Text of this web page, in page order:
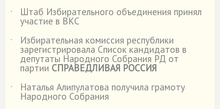
˙ Штаб Избирательного объединения принял
участие в ВКС
˙
Избирательная комиссия республики
зарегистрировала Список кандидатов в
депутаты Народного Собрания РД от
партии СПРАВЕДЛИВАЯ РОССИЯ
˙
Наталья Алипулатова получила грамоту
Народного Собрания